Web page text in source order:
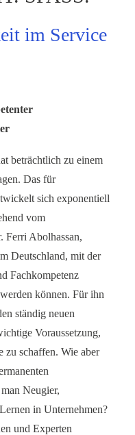
im Service
beträchtlich zu einem
Das für
sich exponentiell
vom
Ferri Abolhassan,
Deutschland, mit der
Fachkompetenz
können. Für ihn
ständig neuen
Voraussetzung,
zu schaffen. Wie aber
Neugier,
in Unter­nehmen?
und Experten